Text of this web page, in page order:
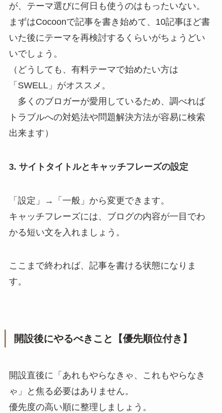
が、テーマ選びに何日も使うのはもったいない。
まずはCocoonで記事を書き始めて、10記事ほど書
いた後にテーマを再検討するくらいがちょうどい
いでしょう。
（どうしても、有料テーマで始めたい方は
「SWELL」がオススメ。
多くのブロガーが愛用しているため、調べれば
トラブルへの対処法や問題解決方法が容易に検索
出来ます）
3. サイトタイトルとキャッチフレーズの設定
「設定」→「一般」から変更できます。
キャッチフレーズには、ブログの内容が一目でわ
かる短い文を入れましょう。
ここまで終われば、記事を書ける状態になりま
す。
開設後にやるべきこと【優先順位付き】
開設直後に「あれもやらなきゃ、これもやらなき
ゃ」と焦る必要はありません。
優先度の高い順に整理しましょう。